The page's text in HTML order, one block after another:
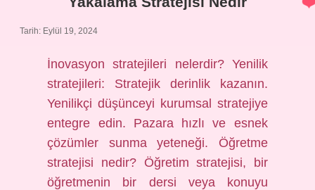
Tarih: Eylül 19, 2024
İnovasyon stratejileri nelerdir? Yenilik
stratejileri: Stratejik derinlik kazanın.
Yenilikçi düşünceyi kurumsal stratejiye
entegre edin. Pazara hızlı ve esnek
çözümler sunma yeteneği. Öğretme
stratejisi nedir? Öğretim stratejisi, bir
öğretmenin bir dersi veya konuyu